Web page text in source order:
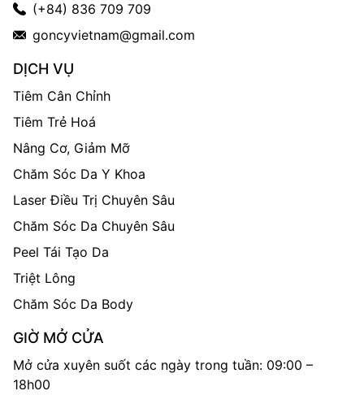
(+84) 836 709 709
goncyvietnam@gmail.com
DỊCH VỤ
Tiêm Cân Chỉnh
Tiêm Trẻ Hoá
Nâng Cơ, Giảm Mỡ
Chăm Sóc Da Y Khoa
Laser Điều Trị Chuyên Sâu
Chăm Sóc Da Chuyên Sâu
Peel Tái Tạo Da
Triệt Lông
Chăm Sóc Da Body
GIỜ MỞ CỬA
Mở cửa xuyên suốt các ngày trong tuần: 09:00 –
18h00